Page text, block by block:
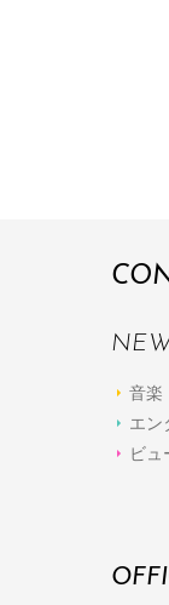
音楽
エン
ビュ